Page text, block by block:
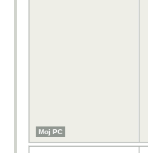
Moj PC